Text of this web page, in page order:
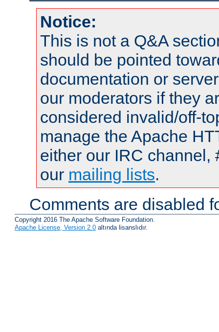
Notice:
This is not a Q&A
should be pointed
documentation or
our moderators if they
considered invalid/off-
manage the Apache
either our IRC channel,
our mailing lists.
Comments are disabled
Copyright 2016 The Apache Software Foundation.
Apache License, Version 2.0 altında lisanslıdır.